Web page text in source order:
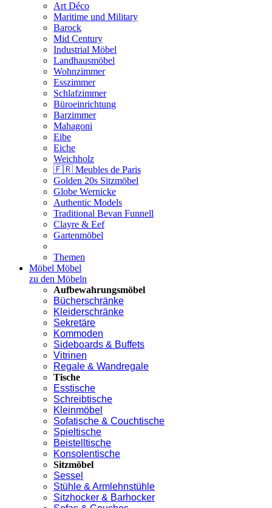
Art Déco
Maritime und Military
Barock
Mid Century
Industrial Möbel
Landhausmöbel
Wohnzimmer
Esszimmer
Schlafzimmer
Büroeinrichtung
Barzimmer
Mahagoni
Eibe
Eiche
Weichholz
🇫🇷 Meubles de Paris
Golden 20s Sitzmöbel
Globe Wernicke
Authentic Models
Traditional Bevan Funnell
Clayre & Eef
Gartenmöbel
Themen
Möbel Möbel
zu den Möbeln
Aufbewahrungsmöbel
Bücherschränke
Kleiderschränke
Sekretäre
Kommoden
Sideboards & Buffets
Vitrinen
Regale & Wandregale
Tische
Esstische
Schreibtische
Kleinmöbel
Sofatische & Couchtische
Spieltische
Beistelltische
Konsolentische
Sitzmöbel
Sessel
Stühle & Armlehnstühle
Sitzhocker & Barhocker